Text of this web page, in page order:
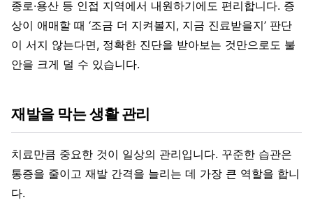
종로·용산 등 인접 지역에서 내원하기에도 편리합니다. 증
상이 애매할 때 ‘조금 더 지켜볼지, 지금 진료받을지’ 판단
이 서지 않는다면, 정확한 진단을 받아보는 것만으로도 불
안을 크게 덜 수 있습니다.
재발을 막는 생활 관리
치료만큼 중요한 것이 일상의 관리입니다. 꾸준한 습관은
통증을 줄이고 재발 간격을 늘리는 데 가장 큰 역할을 합니
다.